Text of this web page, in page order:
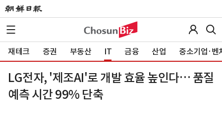
재테크 증권 부동산 IT 금융 산업 중소기업·벤
LG전자, '제조AI'로 개발 효율 높인다… 품질
예측 시간 99% 단축